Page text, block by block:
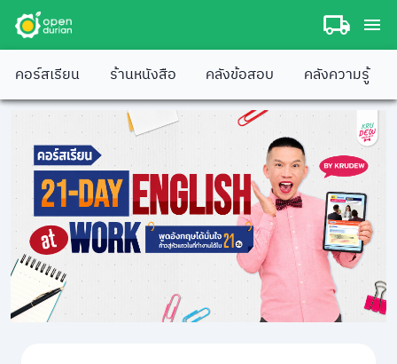
คอร์สเรียน ร้านหนังสือ คลังข้อสอบ คลังความรู้